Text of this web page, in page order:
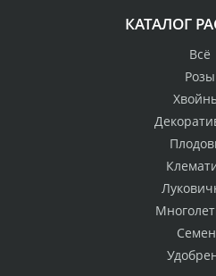
КАТАЛОГ
Всё
Розы